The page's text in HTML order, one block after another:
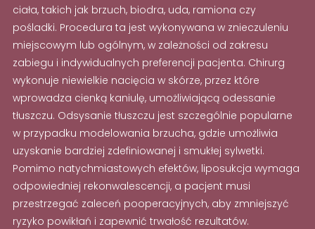
ciała, takich jak brzuch, biodra, uda, ramiona czy
pośladki. Procedura ta jest wykonywana w znieczuleniu
miejscowym lub ogólnym, w zależności od zakresu
zabiegu i indywidualnych preferencji pacjenta. Chirurg
wykonuje niewielkie nacięcia w skórze, przez które
wprowadza cienką kaniulę, umożliwiającą odessanie
tłuszczu. Odsysanie tłuszczu jest szczególnie popularne
w przypadku modelowania brzucha, gdzie umożliwia
uzyskanie bardziej zdefiniowanej i smukłej sylwetki.
Pomimo natychmiastowych efektów, liposukcja wymaga
odpowiedniej rekonwalescencji, a pacjent musi
przestrzegać zaleceń pooperacyjnych, aby zmniejszyć
ryzyko powikłań i zapewnić trwałość rezultatów.